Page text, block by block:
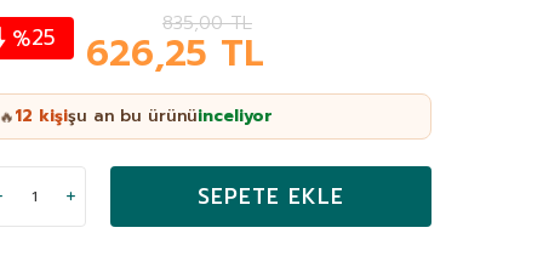
%25 835,00TL
626,25 TL
🔥12 kişişu an bu ürünüinceliyor
SEPETE EKLE